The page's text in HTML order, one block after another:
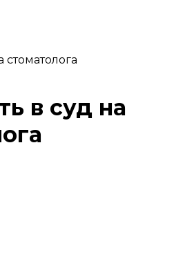
стоматолога
в суд на